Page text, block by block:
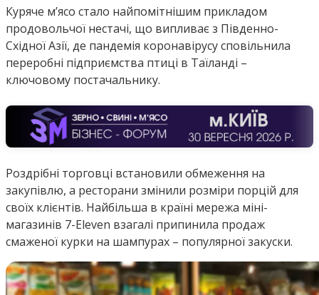
Куряче м’ясо стало найпомітнішим прикладом
продовольчої нестачі, що випливає з Південно-
Східної Азії, де пандемія коронавірусу сповільнила
переробні підприємства птиці в Таїланді –
ключовому постачальнику.
Роздрібні торговці встановили обмеження на
закупівлю, а ресторани змінили розміри порцій для
своїх клієнтів. Найбільша в країні мережа міні-
магазинів 7-Eleven взагалі припинила продаж
смаженої курки на шампурах – популярної закуски.